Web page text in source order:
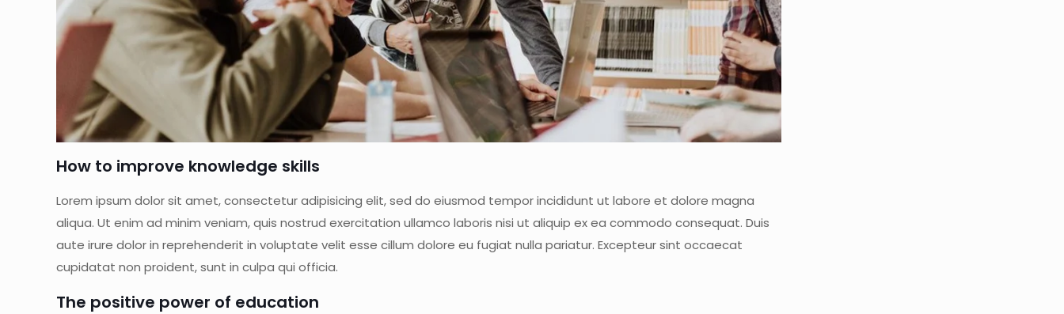
How to improve knowledge skills
Lorem ipsum dolor sit amet, consectetur adipisicing elit, sed do eiusmod tempor incididunt ut labore et dolore magna
aliqua. Ut enim ad minim veniam, quis nostrud exercitation ullamco laboris nisi ut aliquip ex ea commodo consequat. Duis
aute irure dolor in reprehenderit in voluptate velit esse cillum dolore eu fugiat nulla pariatur. Excepteur sint occaecat
cupidatat non proident, sunt in culpa qui officia.
The positive power of education